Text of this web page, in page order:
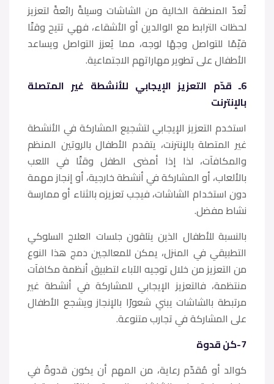
تُعدّ المنطقة الخالية من الشاشات وسيلةً رائعةً لتعزيز
لحظات الترابط مع الوالدين أو الأشقاء، فهي تتيح وقتًا
قيّمًا للتواصل وجهًا لوجه، مما يُعزز التواصل ويساعد
الأطفال على تطوير مهاراتهم الاجتماعية.
6ـ قدّم التعزيز الإيجابي للأنشطة غير المتصلة
بالإنترنت
استخدم التعزيز الإيجابي لتشجيع المشاركة في الأنشطة
غير المتصلة بالإنترنت، يتقدم الأطفال بالروتين المنظم
والمكافآت، لذا إذا أمضى الطفل وقتًا في اللعب
بالألعاب، أو المشاركة في أنشطة خارجية، أو إنجاز مهمة
دون استخدام الشاشات، فيجب تعزيزه بالثناء أو ممارسة
نشاط مفضل.
بالنسبة للأطفال الذين يتلقون جلسات العلاج السلوكي
التطبيقي في المنزل، يمكن للمعالجين دمج هذا النوع
من التعزيز من خلال توجيه الآباء لتطبيق أنظمة مكافآت
منتظمة، فالتعزيز الإيجابي للمشاركة في أنشطة غير
مرتبطة بالشاشات يبني شعورًا بالإنجاز ويشجع الأطفال
على المشاركة في تجارب متنوعة.
7-كن قدوة
كوالد أو مُقدّم رعاية، من المهم أن يكون قدوةً في